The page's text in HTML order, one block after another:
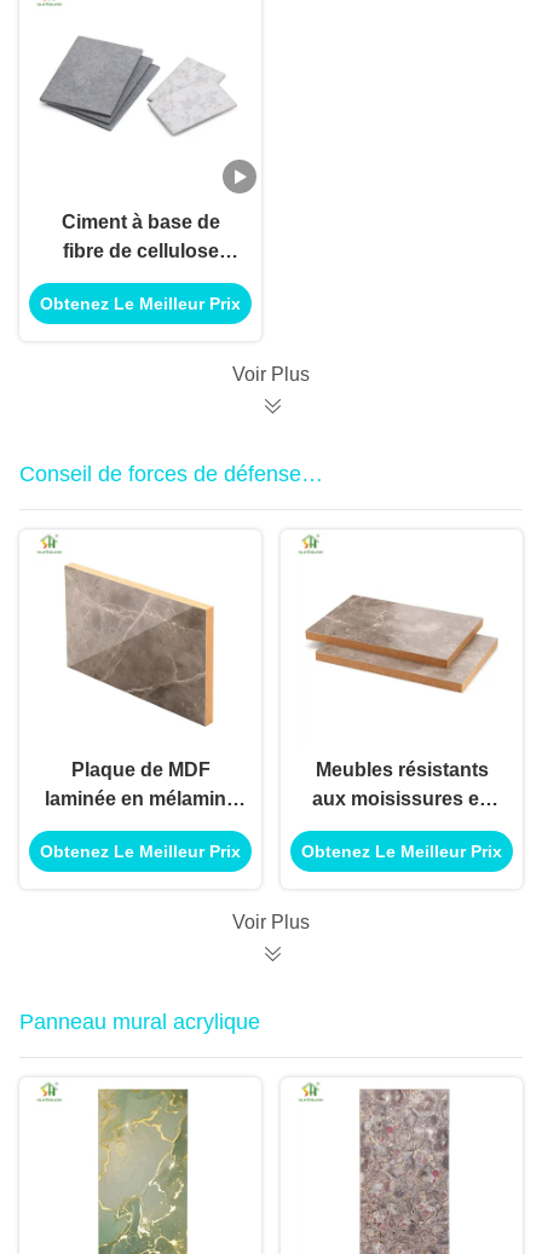
Ciment à base de
fibre de cellulose
solide 10 mm
d'épaisseur pour le
Obtenez Le Meilleur Prix
Voir Plus
Conseil de forces de défense
principale de mélamine
Plaque de MDF
laminée en mélamine
résistante aux
termites 1220x2440
Obtenez Le Meilleur Prix
Meubles résistants
aux moisissures en
carton MDF, carton en
fibre de bois de
Obtenez Le Meilleur Prix
Voir Plus
Panneau mural acrylique